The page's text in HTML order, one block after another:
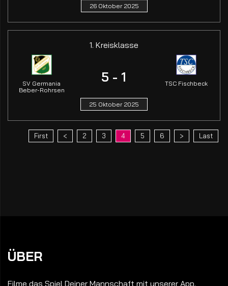
26 Oktober 2025
1. Kreisklasse
SV Germania
Beber-Rohrsen
5 - 1 TSC Fischbeck
25 Oktober 2025
First 2 3 4 5 6 Last
ÜBER
Filme das Spiel Deiner Mannschaft mit unserer App.